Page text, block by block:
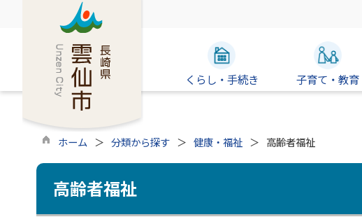
くらし・手続き 子育て・教育
ホーム 分類から探す 健康・福祉 高齢者福祉
高齢者福祉